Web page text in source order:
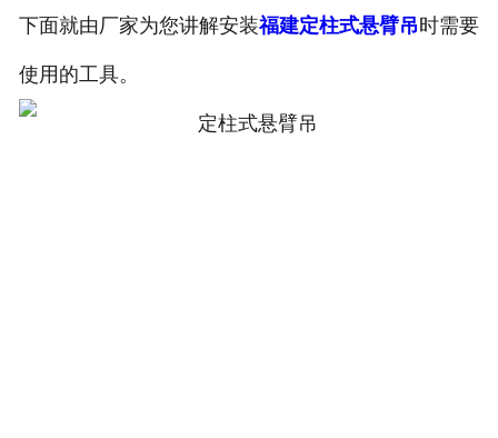
联系我们
下面就由厂家为您讲解安装福建定柱式悬臂吊时需要
使用的工具。